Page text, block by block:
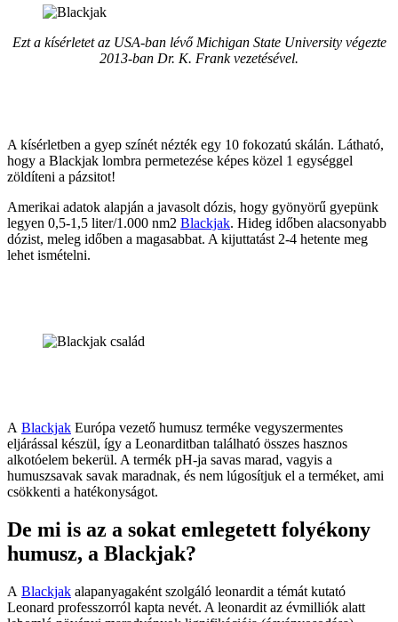
Ezt a kísérletet az USA-ban lévő Michigan State University végezte
2013-ban Dr. K. Frank vezetésével.
A kísérletben a gyep színét nézték egy 10 fokozatú skálán. Látható,
hogy a Blackjak lombra permetezése képes közel 1 egységgel
zöldíteni a pázsitot!
Amerikai adatok alapján a javasolt dózis, hogy gyönyörű gyepünk
legyen 0,5-1,5 liter/1.000 nm2 Blackjak. Hideg időben alacsonyabb
dózist, meleg időben a magasabbat. A kijuttatást 2-4 hetente meg
lehet ismételni.
A Blackjak Európa vezető humusz terméke vegyszermentes
eljárással készül, így a Leonarditban található összes hasznos
alkotóelem bekerül. A termék pH-ja savas marad, vagyis a
humuszsavak savak maradnak, és nem lúgosítjuk el a terméket, ami
csökkenti a hatékonyságot.
De mi is az a sokat emlegetett folyékony
humusz, a Blackjak?
A Blackjak alapanyagaként szolgáló leonardit a témát kutató
Leonard professzorról kapta nevét. A leonardit az évmilliók alatt